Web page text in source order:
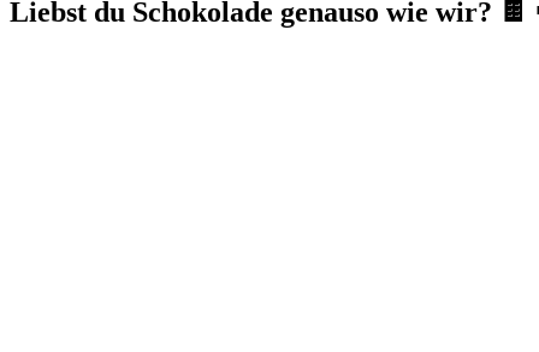
Liebst du Schokolade genauso wie wir? 🍫